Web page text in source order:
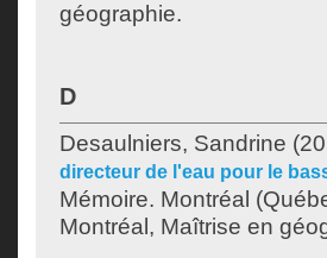
géographie.
D
Desaulniers, Sandrine
directeur de l'eau pour le
Mémoire. Montréal
Montréal, Maîtrise en